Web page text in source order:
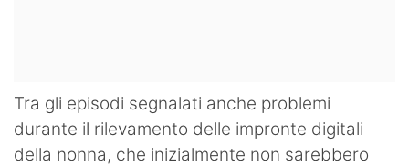
Tra gli episodi segnalati anche problemi
durante il rilevamento delle impronte digitali
della nonna, che inizialmente non sarebbero